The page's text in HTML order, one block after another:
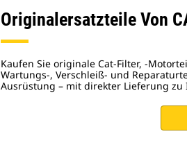
Originalersatzteile Von
Kaufen Sie originale Cat-Filter, -
Wartungs-, Verschleiß- und
Ausrüstung – mit direkter Lieferung zu